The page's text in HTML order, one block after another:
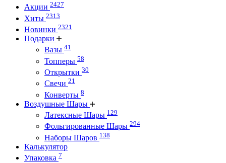
Акции 2427
Хиты 2313
Новинки 2321
Подарки
Вазы 41
Топперы 58
Открытки 30
Свечи 21
Конверты 8
Воздушные Шары
Латексные Шары 129
Фольгированные Шары 294
Наборы Шаров 138
Калькулятор
Упаковка 7